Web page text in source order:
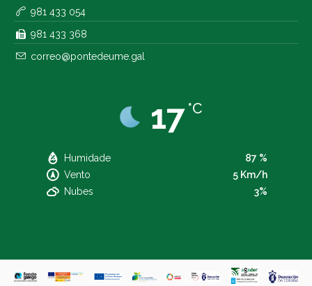
981 433 054
981 433 368
correo@pontedeume.gal
17 °C
Humidade
87 %
Vento
5 Km/h
Nubes
3%